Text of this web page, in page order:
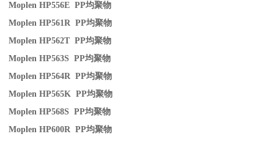
Moplen HP556E PP均聚物
Moplen HP561R PP均聚物
Moplen HP562T PP均聚物
Moplen HP563S PP均聚物
Moplen HP564R PP均聚物
Moplen HP565K PP均聚物
Moplen HP568S PP均聚物
Moplen HP600R PP均聚物